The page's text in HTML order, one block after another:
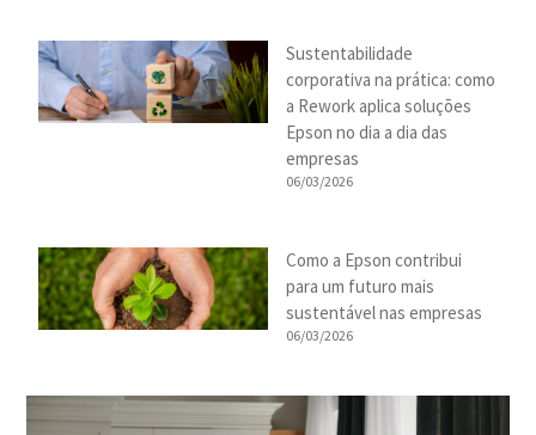
Sustentabilidade
corporativa na prática: como
a Rework aplica soluções
Epson no dia a dia das
empresas
06/03/2026
Como a Epson contribui
para um futuro mais
sustentável nas empresas
06/03/2026